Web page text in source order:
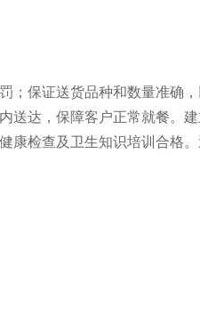
；保证送货品种和数量准确
送达，保障客户正常就餐。
康检查及卫生知识培训合格